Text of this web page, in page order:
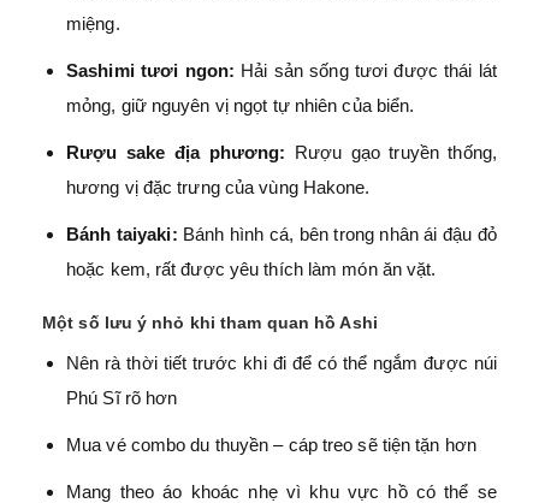
miệng.
Sashimi tươi ngon: Hải sản sống tươi được thái lát
mỏng, giữ nguyên vị ngọt tự nhiên của biển.
Rượu sake địa phương: Rượu gạo truyền thống,
hương vị đặc trưng của vùng Hakone.
Bánh taiyaki: Bánh hình cá, bên trong nhân ái đậu đỏ
hoặc kem, rất được yêu thích làm món ăn vặt.
Một số lưu ý nhỏ khi tham quan hồ Ashi
Nên rà thời tiết trước khi đi để có thể ngắm được núi
Phú Sĩ rõ hơn
Mua vé combo du thuyền – cáp treo sẽ tiện tặn hơn
Mang theo áo khoác nhẹ vì khu vực hồ có thể se